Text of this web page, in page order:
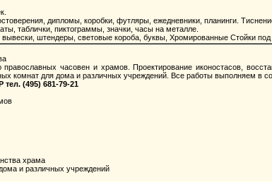
дипломы, коробки, футляры, ежедневники, планинги.
таблички, пиктограммы, значки, часы на металле.
штендеры, световые короба, буквы, Хромированные Стойки
часовен и храмов. Проектирование иконостасов,
комнат для дома и различных учреждений. Все работы выполняем в
(495) 681-79-21
храма
и различных учреждений